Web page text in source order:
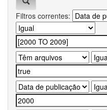
Filtros correntes: